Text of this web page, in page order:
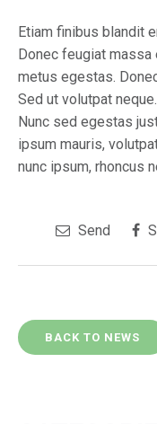
Etiam finibus blandit
Donec feugiat
metus egestas.
Sed ut volutpat
Nunc sed egestas
ipsum mauris,
nunc ipsum, rhoncus
Send
BACK TO NEWS